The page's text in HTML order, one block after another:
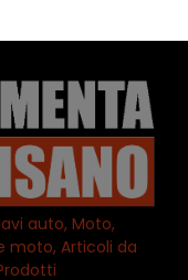
auto, Moto,
moto, Articoli da